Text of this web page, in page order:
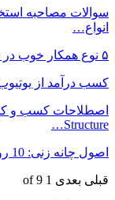
انواع…
۵ نوع همکار خوب در محل کار که همه به حضورشان نیاز دارند
کسب درآمد از یوتیوب: 14 ایده پولسازی و کسب درآمد از
Structure…
اصول چانه زنی: 10 روش تخفیف گرفتن که واقعا جواب می‌دهد!
قبلی بعدی 1 of 9